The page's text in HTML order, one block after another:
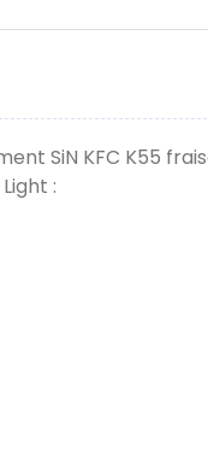
SiN KFC K55
: